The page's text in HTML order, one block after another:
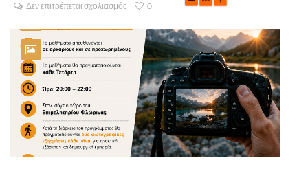
Δεν επιτρέπεται σχολιασμός 0